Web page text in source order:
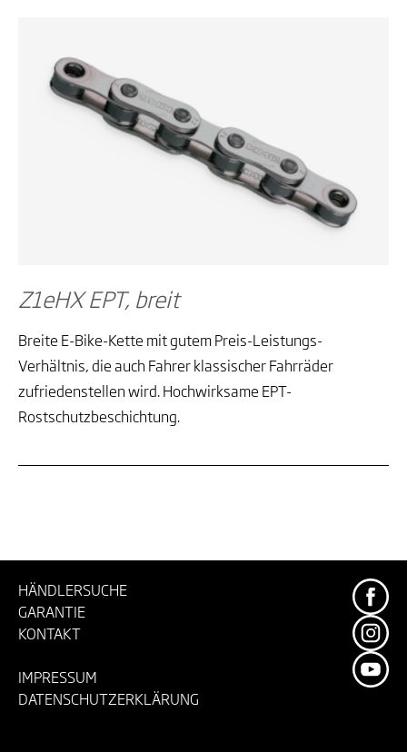
Z1eHX EPT, breit
Breite E-Bike-Kette mit gutem Preis-Leistungs-
Verhältnis, die auch Fahrer klassischer Fahrräder
zufriedenstellen wird. Hochwirksame EPT-
Rostschutzbeschichtung.
HÄNDLERSUCHE
GARANTIE
KONTAKT
IMPRESSUM
DATENSCHUTZERKLÄRUNG